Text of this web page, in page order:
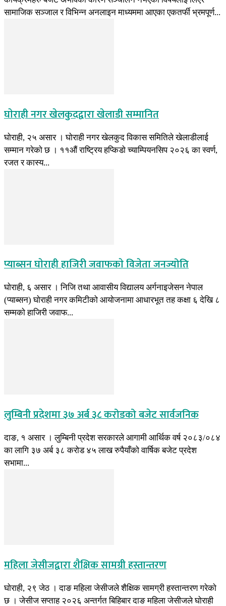
सामाजिक सञ्जाल र विभिन्न अनलाइन माध्यममा आएका एकतर्फी भ्रमपूर्ण...
घाेराही नगर खेलकुदद्वारा खेलाडी सम्मानित
घाेराही, २५ असार । घाेराही नगर खेलकुद विकास समितिले खेलाडीलाई
सम्मान गरेकाे छ । ११औं राष्ट्रिय हप्किडाे च्याम्पियनसिप २०२६ का स्वर्ण,
रजत र कास्य...
प्याब्सन घाेराही हाजिरी जवाफकाे विजेता जनज्योति
घाेराही, ६ असार । निजि तथा आवासीय विद्यालय अर्गनाइजेसन नेपाल
(प्याब्सन) घाेराही नगर कमिटीको आयाेजनामा आधारभूत तह कक्षा ६ देखि ८
सम्मकाे हाजिरी जवाफ...
लुम्बिनी प्रदेशमा ३७ अर्ब ३८ करोडको बजेट सार्वजनिक
दाङ, १ असार । लुम्बिनी प्रदेश सरकारले आगामी आर्थिक वर्ष २०८३/०८४
का लागि ३७ अर्ब ३८ करोड ४५ लाख रुपैयाँको वार्षिक बजेट प्रदेश
सभामा...
महिला जेसीजद्वारा शैक्षिक सामग्री हस्तान्तरण
घाेराही, २९ जेठ । दाङ महिला जेसीजले शैक्षिक सामग्री हस्तान्तरण गरेकाे
छ । जेसीज सप्ताह २०२६ अन्तर्गत बिहिबार दाङ महिला जेसीजले घाेराही